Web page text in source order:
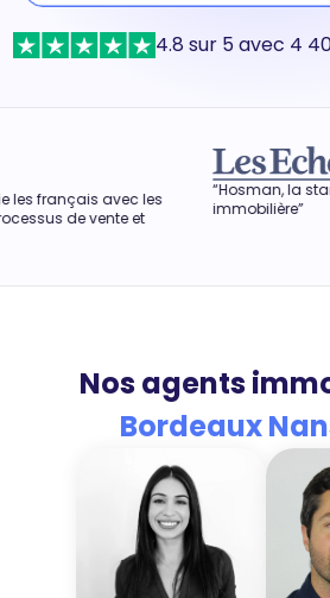
4.8 sur 5 avec 4
“Hosman, la start-up qui veut
immobilière”
Nos agents
Bordeaux